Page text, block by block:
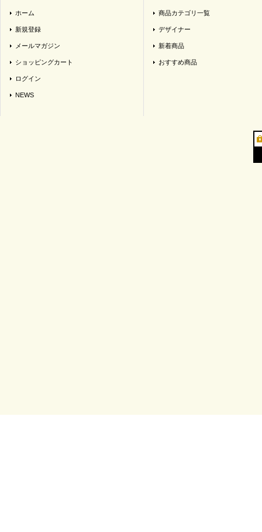
ホーム
新規登録
メールマガジン
ショッピングカート
ログイン
NEWS
商品カテゴリ一覧
デザイナー
新着商品
おすすめ商品